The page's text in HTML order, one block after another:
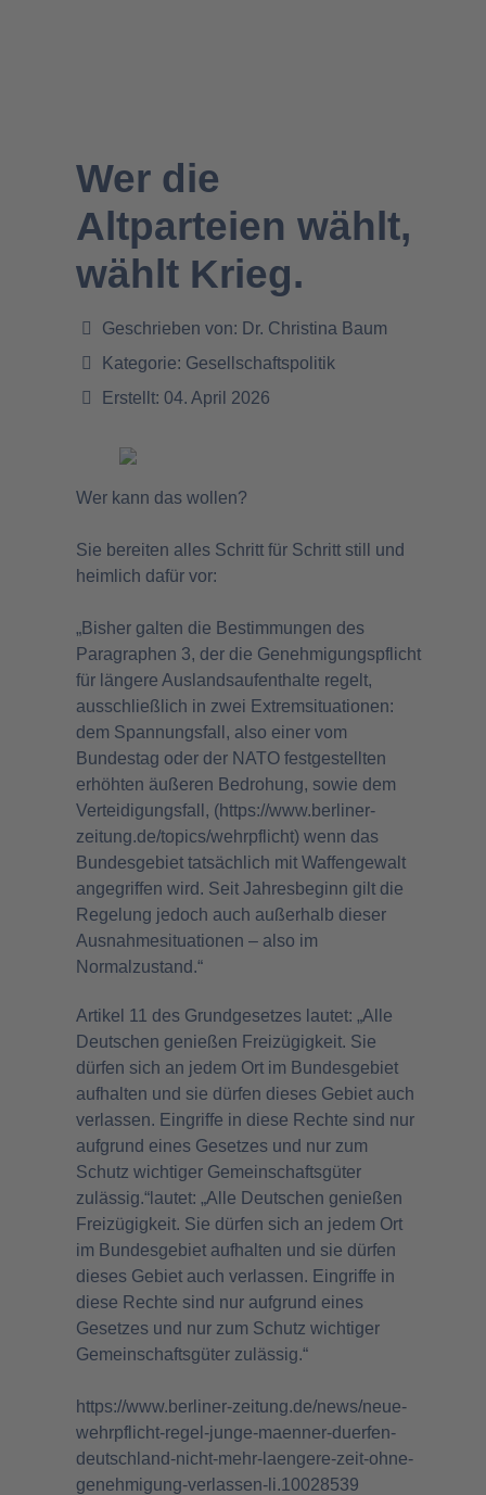
Wer die
Altparteien wählt,
wählt Krieg.
Geschrieben von: Dr. Christina Baum
Kategorie: Gesellschaftspolitik
Erstellt: 04. April 2026
Wer kann das wollen?
Sie bereiten alles Schritt für Schritt still und
heimlich dafür vor:
„Bisher galten die Bestimmungen des
Paragraphen 3, der die Genehmigungspflicht
für längere Auslandsaufenthalte regelt,
ausschließlich in zwei Extremsituationen:
dem Spannungsfall, also einer vom
Bundestag oder der NATO festgestellten
erhöhten äußeren Bedrohung, sowie dem
Verteidigungsfall, (https://www.berliner-
zeitung.de/topics/wehrpflicht) wenn das
Bundesgebiet tatsächlich mit Waffengewalt
angegriffen wird. Seit Jahresbeginn gilt die
Regelung jedoch auch außerhalb dieser
Ausnahmesituationen – also im
Normalzustand.“
Artikel 11 des Grundgesetzes lautet: „Alle
Deutschen genießen Freizügigkeit. Sie
dürfen sich an jedem Ort im Bundesgebiet
aufhalten und sie dürfen dieses Gebiet auch
verlassen. Eingriffe in diese Rechte sind nur
aufgrund eines Gesetzes und nur zum
Schutz wichtiger Gemeinschaftsgüter
zulässig.“lautet: „Alle Deutschen genießen
Freizügigkeit. Sie dürfen sich an jedem Ort
im Bundesgebiet aufhalten und sie dürfen
dieses Gebiet auch verlassen. Eingriffe in
diese Rechte sind nur aufgrund eines
Gesetzes und nur zum Schutz wichtiger
Gemeinschaftsgüter zulässig.“
https://www.berliner-zeitung.de/news/neue-
wehrpflicht-regel-junge-maenner-duerfen-
deutschland-nicht-mehr-laengere-zeit-ohne-
genehmigung-verlassen-li.10028539